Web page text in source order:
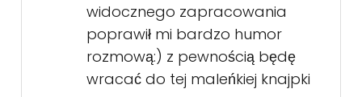
widocznego zapracowania
poprawił mi bardzo humor
rozmową:) z pewnością będę
wracać do tej maleńkiej knajpki